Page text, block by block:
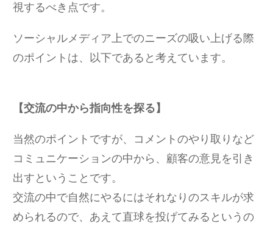
視するべき点です。
ソーシャルメディア上でのニーズの吸い上げる際
のポイントは、以下であると考えています。
【交流の中から指向性を探る】
当然のポイントですが、コメントのやり取りなど
コミュニケーションの中から、顧客の意見を引き
出すということです。
交流の中で自然にやるにはそれなりのスキルが求
められるので、あえて直球を投げてみるというの